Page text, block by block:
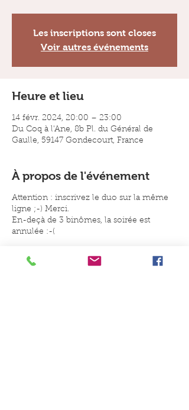
Les inscriptions sont closes
Voir autres événements
Heure et lieu
14 févr. 2024, 20:00 – 23:00
Du Coq à l'Ane, 8b Pl. du Général de
Gaulle, 59147 Gondecourt, France
À propos de l'événement
Attention : inscrivez le duo sur la même
ligne ;-) Merci.
En-deçà de 3 binômes, la soirée est
annulée :-(